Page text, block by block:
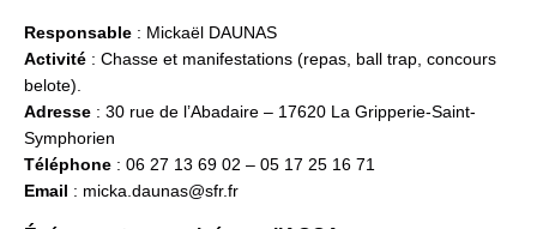
Responsable : Mickaël DAUNAS
Activité : Chasse et manifestations (repas, ball trap, concours
belote).
Adresse : 30 rue de l’Abadaire – 17620 La Gripperie-Saint-
Symphorien
Téléphone : 06 27 13 69 02 – 05 17 25 16 71
Email : micka.daunas@sfr.fr